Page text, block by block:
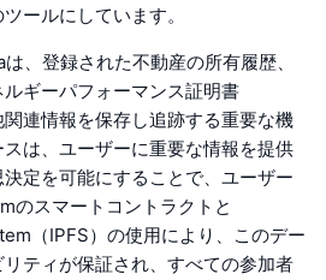
ールにしています。
、登録された不動産の所有履歴、
ギーパフォーマンス証明書
関連情報を保存し追跡する重要な機
は、ユーザーに重要な情報を提供
定を可能にすることで、ユーザー
のスマートコントラクトと
（IPFS）の使用により、このデー
ティが保証され、すべての参加者